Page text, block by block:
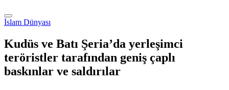
İslam Dünyası
Kudüs ve Batı Şeria’da yerleşimci
teröristler tarafından geniş çaplı
baskınlar ve saldırılar